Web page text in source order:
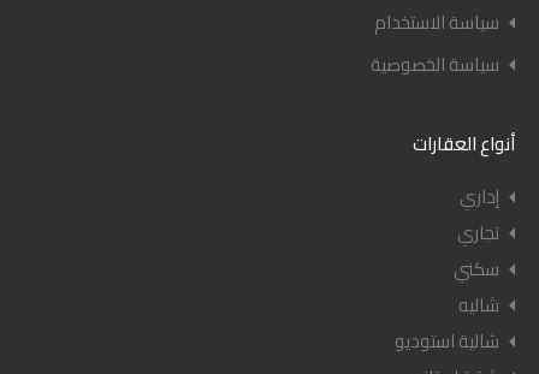
سياسة الاستخدام
سياسة الخصوصية
أنواع العقارات
إداري
تجاري
سكني
شاليه
شالية استوديو